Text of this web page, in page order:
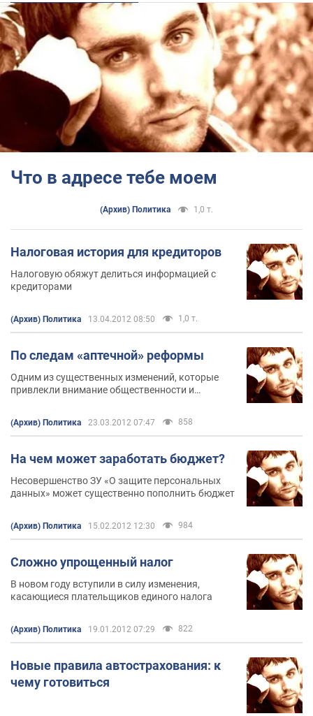
Что в адресе тебе моем
(Архив) Политика 1,0 т.
Налоговая история для кредиторов
Налоговую обяжут делиться информацией с
кредиторами
(Архив) Политика 13.04.2012 08:50 1,0 т.
По следам «аптечной» реформы
Одним из существенных изменений, которые
привлекли внимание общественности и
торговать лекарствами через Интернет и почту
(Архив) Политика 23.03.2012 07:47 858
На чем может заработать бюджет?
Несовершенство ЗУ «О защите персональных
данных» может существенно пополнить бюджет
(Архив) Политика 15.02.2012 12:30 984
Сложно упрощенный налог
В новом году вступили в силу изменения,
касающиеся плательщиков единого налога
(Архив) Политика 19.01.2012 07:29 822
Новые правила автострахования: к
чему готовиться